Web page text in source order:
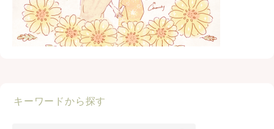
キーワードから探す